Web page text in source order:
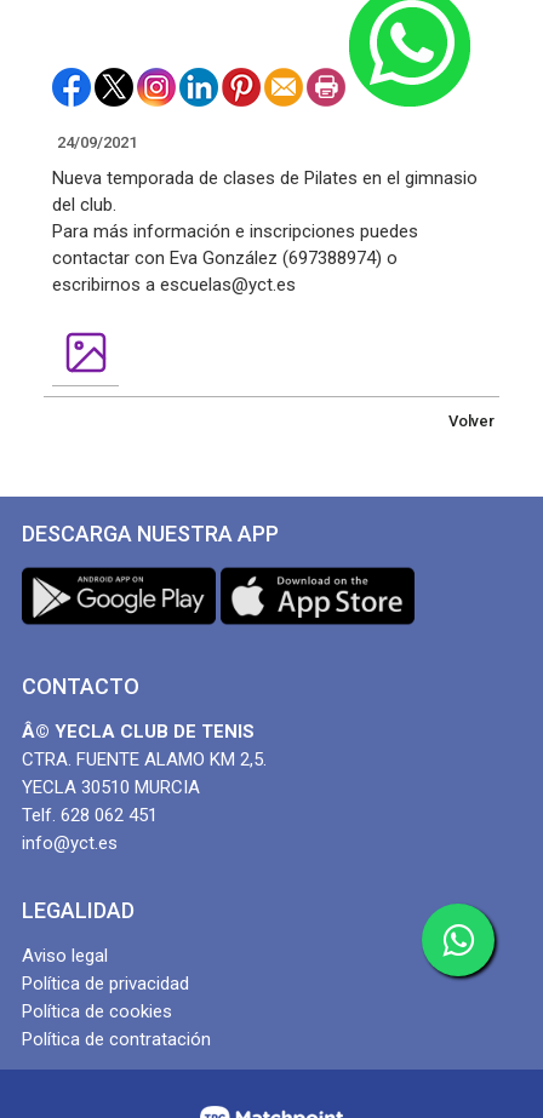
24/09/2021
Nueva temporada de clases de Pilates en el gimnasio
del club.
Para más información e inscripciones puedes
contactar con Eva González (697388974) o
escribirnos a escuelas@yct.es
Volver
DESCARGA NUESTRA APP
CONTACTO
Â© YECLA CLUB DE TENIS
CTRA. FUENTE ALAMO KM 2,5.
YECLA 30510 MURCIA
Telf. 628 062 451
info@yct.es
LEGALIDAD
Aviso legal
Política de privacidad
Política de cookies
Política de contratación